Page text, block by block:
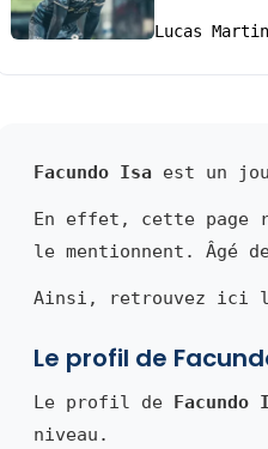
Lucas
Facundo Isa est un
En effet, cette page
le mentionnent. Âgé
Ainsi, retrouvez ici
Le profil de
Le profil de Facundo
niveau.